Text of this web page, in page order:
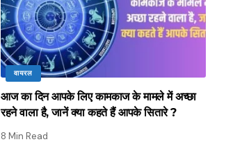
वायरल
आज का दिन आपके लिए कामकाज के मामले में अच्छा
रहने वाला है, जानें क्या कहते हैं आपके सितारे ?
8 Min Read